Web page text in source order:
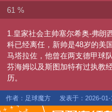
61 %
1.皇家社会主帅塞尔希奥-弗朗
科已经离任，新帅是48岁的美
马塔拉佐，他曾在两支德甲球
芬海姆以及斯图加特有过执教
历。
作者：足球魔方 发表于：2026-